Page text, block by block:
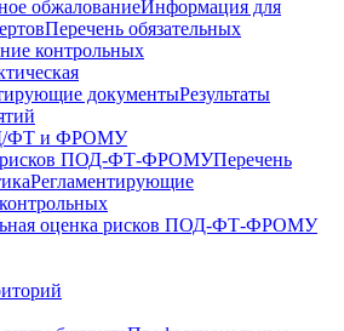
обжалованиеИнформация для
Перечень обязательных
контрольных
документыРезультаты
ФТ и ФРОМУ
рисков ПОД-ФТ-ФРОМУПеречень
Регламентирующие
оценка рисков ПОД-ФТ-ФРОМУ